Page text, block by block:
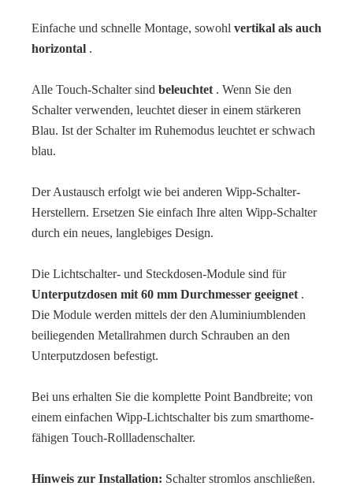
Einfache und schnelle Montage, sowohl vertikal als auch
horizontal .
Alle Touch-Schalter sind beleuchtet . Wenn Sie den
Schalter verwenden, leuchtet dieser in einem stärkeren
Blau. Ist der Schalter im Ruhemodus leuchtet er schwach
blau.
Der Austausch erfolgt wie bei anderen Wipp-Schalter-
Herstellern. Ersetzen Sie einfach Ihre alten Wipp-Schalter
durch ein neues, langlebiges Design.
Die Lichtschalter- und Steckdosen-Module sind für
Unterputzdosen mit 60 mm Durchmesser geeignet .
Die Module werden mittels der den Aluminiumblenden
beiliegenden Metallrahmen durch Schrauben an den
Unterputzdosen befestigt.
Bei uns erhalten Sie die komplette Point Bandbreite; von
einem einfachen Wipp-Lichtschalter bis zum smarthome-
fähigen Touch-Rollladenschalter.
Hinweis zur Installation: Schalter stromlos anschließen.